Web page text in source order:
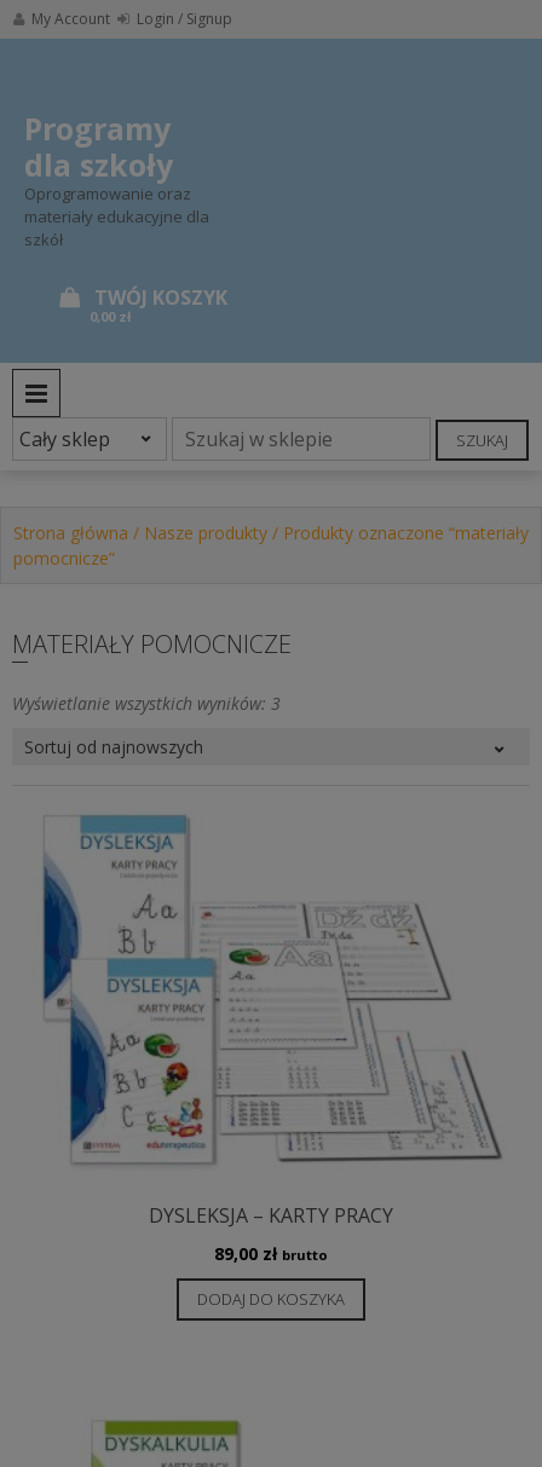
Skip
to
My Account Login / Signup
Programy
dla szkoły
Oprogramowanie oraz
materiały edukacyjne dla
szkół
0,00 zł
SZUKAJ
Strona główna / Nasze produkty / Produkty oznaczone “materiały
pomocnicze”
MATERIAŁY POMOCNICZE
Wyświetlanie wszystkich wyników: 3
DYSLEKSJA – KARTY PRACY
89,00 zł brutto
DODAJ DO KOSZYKA